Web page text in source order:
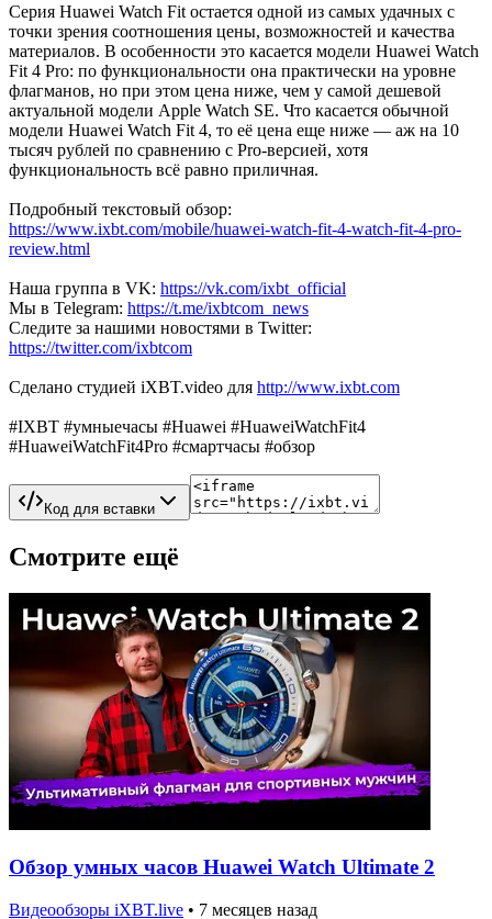
Серия Huawei Watch Fit остается одной из самых удачных с
точки зрения соотношения цены, возможностей и качества
материалов. В особенности это касается модели Huawei Watch
Fit 4 Pro: по функциональности она практически на уровне
флагманов, но при этом цена ниже, чем у самой дешевой
актуальной модели Apple Watch SE. Что касается обычной
модели Huawei Watch Fit 4, то её цена еще ниже — аж на 10
тысяч рублей по сравнению с Pro-версией, хотя
функциональность всё равно приличная.
Подробный текстовый обзор:
https://www.ixbt.com/mobile/huawei-watch-fit-4-watch-fit-4-pro-
review.html
Наша группа в VK: https://vk.com/ixbt_official
Мы в Telegram: https://t.me/ixbtcom_news
Следите за нашими новостями в Twitter:
https://twitter.com/ixbtcom
Сделано студией iXBT.video для http://www.ixbt.com
#IXBT #умныечасы #Huawei #HuaweiWatchFit4
#HuaweiWatchFit4Pro #смартчасы #обзор
Код для вставки
Смотрите ещё
Обзор умных часов Huawei Watch Ultimate 2
Видеообзоры iXBT.live • 7 месяцев назад